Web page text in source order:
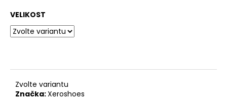
VELIKOST
Zvolte variantu
Značka:Xeroshoes
D
o
u